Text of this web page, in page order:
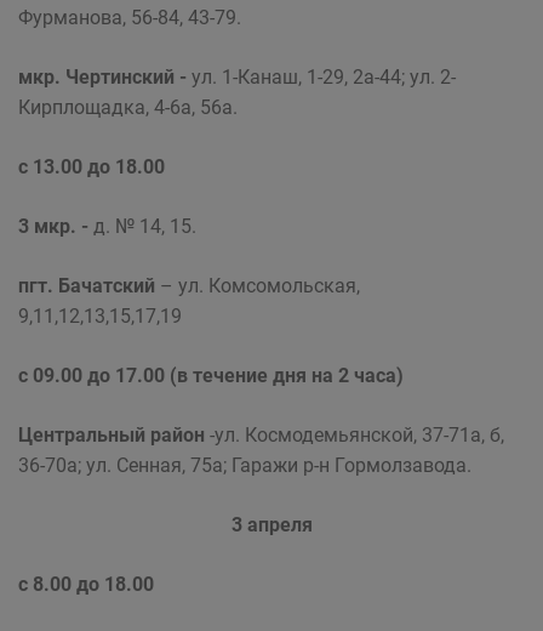
Фурманова, 56-84, 43-79.
мкр. Чертинский - ул. 1-Канаш, 1-29, 2а-44; ул. 2-
Кирплощадка, 4-6а, 56а.
с 13.00 до 18.00
3 мкр. - д. № 14, 15.
пгт. Бачатский – ул. Комсомольская,
9,11,12,13,15,17,19
с 09.00 до 17.00 (в течение дня на 2 часа)
Центральный район -ул. Космодемьянской, 37-71а, б,
36-70а; ул. Сенная, 75а; Гаражи р-н Гормолзавода.
3 апреля
с 8.00 до 18.00